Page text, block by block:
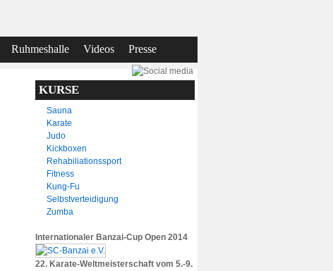
Ruhmeshalle Videos Presse
KURSE
Sauna
Karate
Judo
Kickboxen
Rehabiliationssport
Fitness
Kung-Fu
Selbstverteidigung
Zumba
Internationaler Banzai-Cup Open 2014
22. Karate-Weltmeisterschaft vom 5.-9.